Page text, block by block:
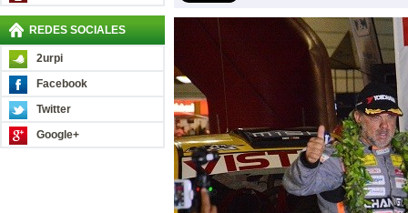
REDES SOCIALES
2urpi
Facebook
Twitter
Google+